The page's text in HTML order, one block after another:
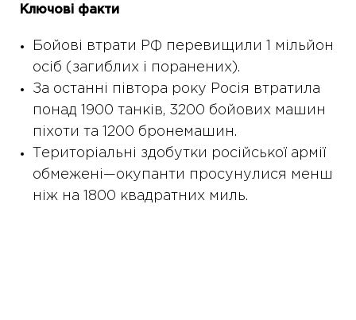
Ключові факти
Бойові втрати РФ перевищили 1 мільйон
осіб (загиблих і поранених).
За останні півтора року Росія втратила
понад 1900 танків, 3200 бойових машин
піхоти та 1200 бронемашин.
Територіальні здобутки російської армії
обмежені—окупанти просунулися менш
ніж на 1800 квадратних миль.